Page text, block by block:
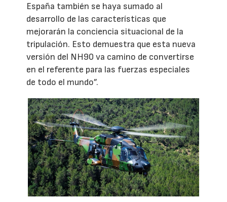
España también se haya sumado al
desarrollo de las características que
mejorarán la conciencia situacional de la
tripulación. Esto demuestra que esta nueva
versión del NH90 va camino de convertirse
en el referente para las fuerzas especiales
de todo el mundo”.